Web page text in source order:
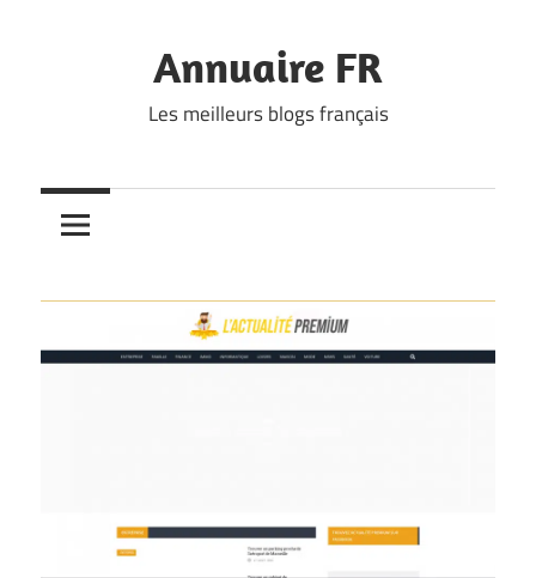
Annuaire FR
Les meilleurs blogs français